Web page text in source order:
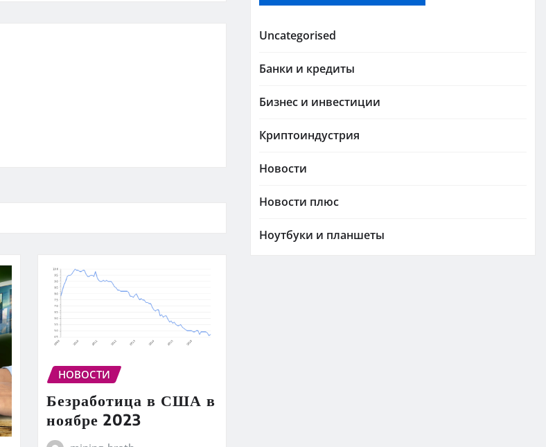
НОВОСТИ
Безработица в США в
ноябре 2023
Uncategorised
Банки и кредиты
Бизнес и инвестиции
Криптоиндустрия
Новости
Новости плюс
Ноутбуки и планшеты